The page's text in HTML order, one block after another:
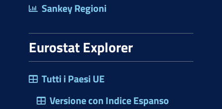
Sankey Regioni
Eurostat Explorer
Tutti i Paesi UE
Versione con Indice Espanso